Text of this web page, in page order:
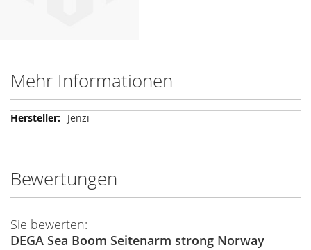
Mehr Informationen
Mehr
Jenzi
Bewertungen
Sie bewerten:
DEGA Sea Boom Seitenarm strong Norway